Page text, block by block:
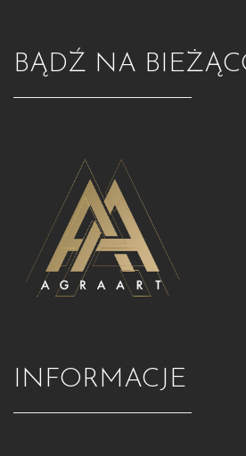
BĄDŹ NA
INFORMACJE